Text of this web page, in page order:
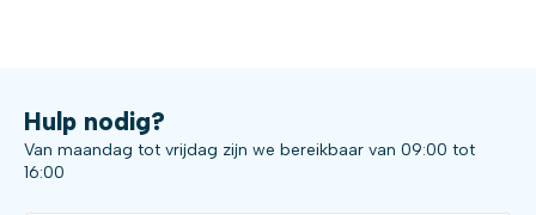
Hulp nodig?
Van maandag tot vrijdag zijn we bereikbaar van 09:00 tot
16:00